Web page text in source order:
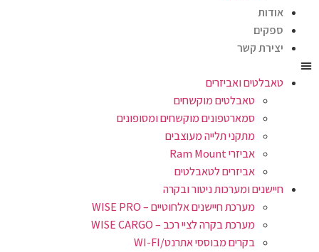
אודות
ספקים
יצירת קשר
טאבלטים ואביזרים
טאבלטים מוקשחים
סמארטפונים מוקשחים ומסופונים
מתקני תלייה מעוצבים
אביזרי Ram Mount
אביזרים לטאבלטים
חיישנים ומערכות ניטור ובקרה
מערכת חיישנים אלחוטיים – WISE PRO
מערכת בקרה לציי רכב – WISE CARGO
בקרים מבוססי אתרנט/WI-FI